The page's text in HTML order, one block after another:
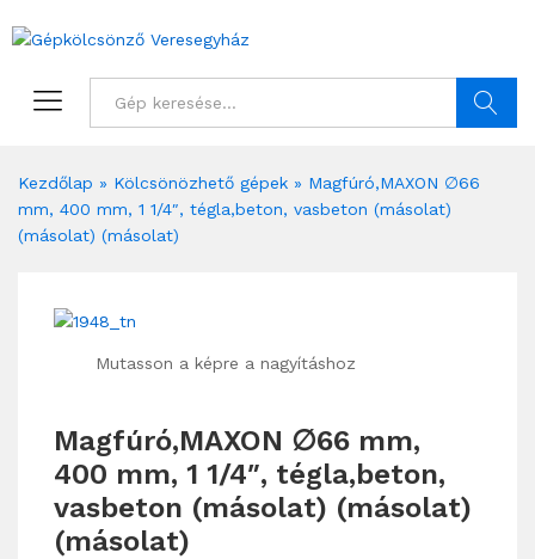
Kezdőlap » Kölcsönözhető gépek » Magfúró,MAXON ∅66
mm, 400 mm, 1 1/4″, tégla,beton, vasbeton (másolat)
(másolat) (másolat)
Mutasson a képre a nagyításhoz
Magfúró,MAXON ∅66 mm,
400 mm, 1 1/4″, tégla,beton,
vasbeton (másolat) (másolat)
(másolat)